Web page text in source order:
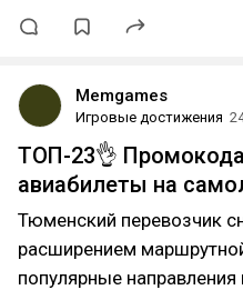
Memgames
Игровые достижения
ТОП-23👌
авиабилеты на
Тюменский перевозчик
расширением
популярные